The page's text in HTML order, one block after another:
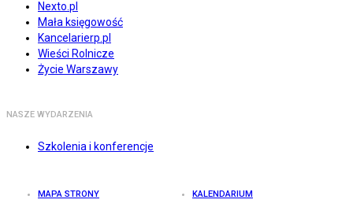
Nexto.pl
Mała księgowość
Kancelarierp.pl
Wieści Rolnicze
Życie Warszawy
NASZE WYDARZENIA
Szkolenia i konferencje
MAPA STRONY KALENDARIUM